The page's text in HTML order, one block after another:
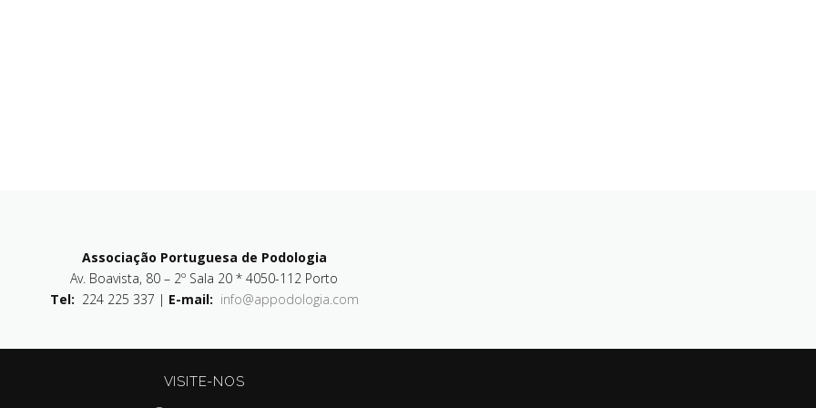
Associação Portuguesa de Podologia
Av. Boavista, 80 – 2º Sala 20 * 4050-112 Porto
Tel: 224 225 337 | E-mail: info@appodologia.com
VISITE-NOS